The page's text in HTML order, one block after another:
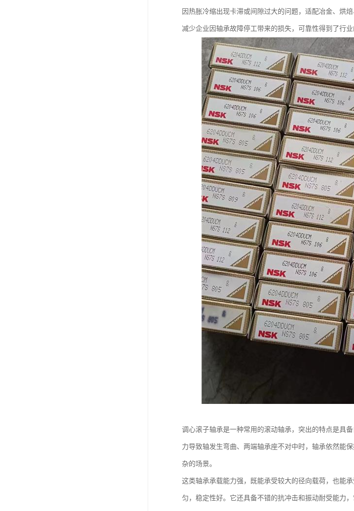
因热胀冷缩出现卡滞或间隙过大的问题，适配冶金、烘
减少企业因轴承故障停工带来的损失，可靠性得到了行业
调心滚子轴承是一种常用的滚动轴承，突出的特点是具
力导致轴发生弯曲、两端轴承座不对中时，轴承依然能
杂的场景。
这类轴承承载能力强，既能承受较大的径向载荷，也能
匀，稳定性好。它还具备不错的抗冲击和振动耐受能力